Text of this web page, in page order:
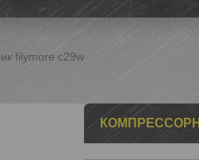
filymore с29w